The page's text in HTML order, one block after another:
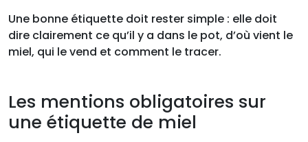
Une bonne étiquette doit rester simple : elle doit
dire clairement ce qu’il y a dans le pot, d’où vient le
miel, qui le vend et comment le tracer.
Les mentions obligatoires sur
une étiquette de miel